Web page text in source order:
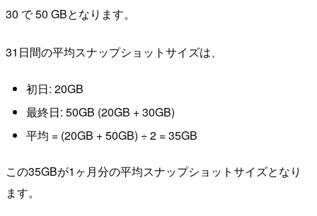
30 で 50 GBとなります。
31日間の平均スナップショットサイズは、
初日: 20GB
最終日: 50GB (20GB + 30GB)
平均 = (20GB + 50GB) ÷ 2 = 35GB
この35GBが1ヶ月分の平均スナップショットサイズとなり
ます。